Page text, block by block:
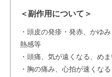
＜副作用について＞
・頭皮の発疹・発赤、かゆ
熱感等
・頭痛、気が遠くなる、め
・胸の痛み、心拍が速くなる